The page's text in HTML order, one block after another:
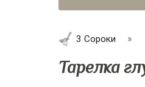
3 Сороки
Тарелка